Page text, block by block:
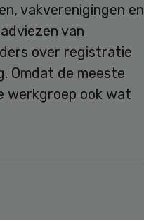
vakverenigingen en
van
over registratie
Omdat de meeste
werkgroep ook wat